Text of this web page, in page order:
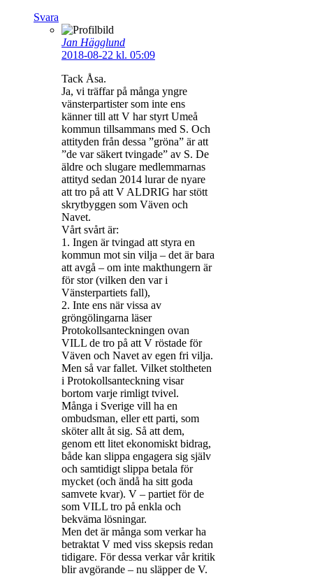
Svara
Jan Hägglund
2018-08-22 kl. 05:09
Tack Åsa.
Ja, vi träffar på många yngre
vänsterpartister som inte ens
känner till att V har styrt Umeå
kommun tillsammans med S. Och
attityden från dessa ”gröna” är att
”de var säkert tvingade” av S. De
äldre och slugare medlemmarnas
attityd sedan 2014 lurar de nyare
att tro på att V ALDRIG har stött
skrytbyggen som Väven och
Navet.
Vårt svårt är:
1. Ingen är tvingad att styra en
kommun mot sin vilja – det är bara
att avgå – om inte makthungern är
för stor (vilken den var i
Vänsterpartiets fall),
2. Inte ens när vissa av
gröngölingarna läser
Protokollsanteckningen ovan
VILL de tro på att V röstade för
Väven och Navet av egen fri vilja.
Men så var fallet. Vilket stoltheten
i Protokollsanteckning visar
bortom varje rimligt tvivel.
Många i Sverige vill ha en
ombudsman, eller ett parti, som
sköter allt åt sig. Så att dem,
genom ett litet ekonomiskt bidrag,
både kan slippa engagera sig själv
och samtidigt slippa betala för
mycket (och ändå ha sitt goda
samvete kvar). V – partiet för de
som VILL tro på enkla och
bekväma lösningar.
Men det är många som verkar ha
betraktat V med viss skepsis redan
tidigare. För dessa verkar vår kritik
blir avgörande – nu släpper de V.